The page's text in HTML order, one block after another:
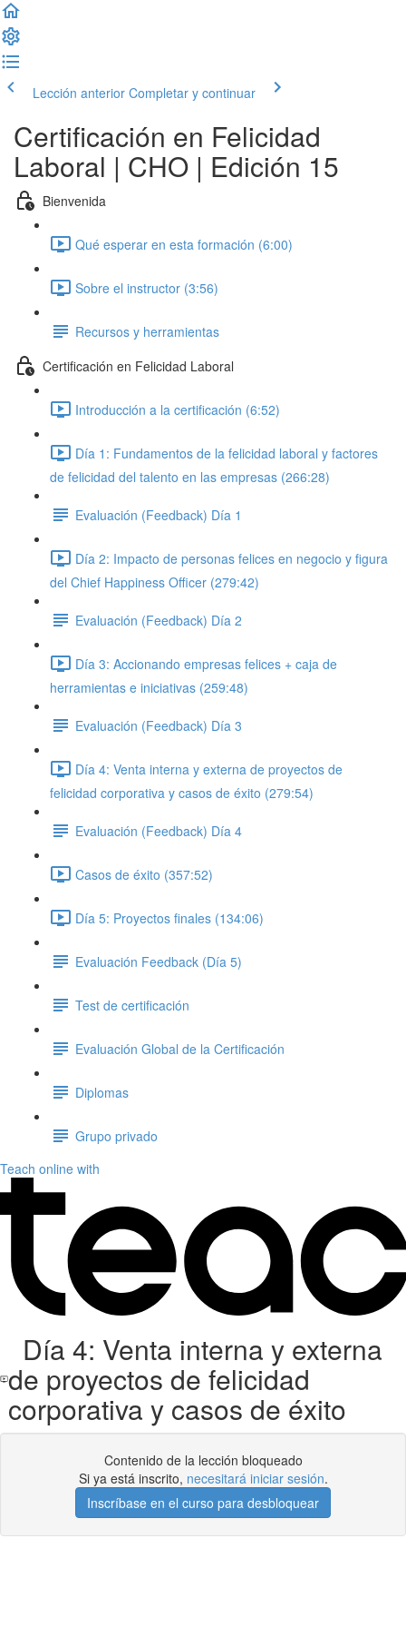
Lección anterior Completar y continuar
Certificación en Felicidad
Laboral | CHO | Edición 15
Bienvenida
Qué esperar en esta formación (6:00)
Sobre el instructor (3:56)
Recursos y herramientas
Certificación en Felicidad Laboral
Introducción a la certificación (6:52)
Día 1: Fundamentos de la felicidad laboral y factores
de felicidad del talento en las empresas (266:28)
Evaluación (Feedback) Día 1
Día 2: Impacto de personas felices en negocio y figura
del Chief Happiness Officer (279:42)
Evaluación (Feedback) Día 2
Día 3: Accionando empresas felices + caja de
herramientas e iniciativas (259:48)
Evaluación (Feedback) Día 3
Día 4: Venta interna y externa de proyectos de
felicidad corporativa y casos de éxito (279:54)
Evaluación (Feedback) Día 4
Casos de éxito (357:52)
Día 5: Proyectos finales (134:06)
Evaluación Feedback (Día 5)
Test de certificación
Evaluación Global de la Certificación
Diplomas
Grupo privado
Teach online with
Día 4: Venta interna y externa
de proyectos de felicidad
corporativa y casos de éxito
Contenido de la lección bloqueado
Si ya está inscrito, necesitará iniciar sesión.
Inscríbase en el curso para desbloquear